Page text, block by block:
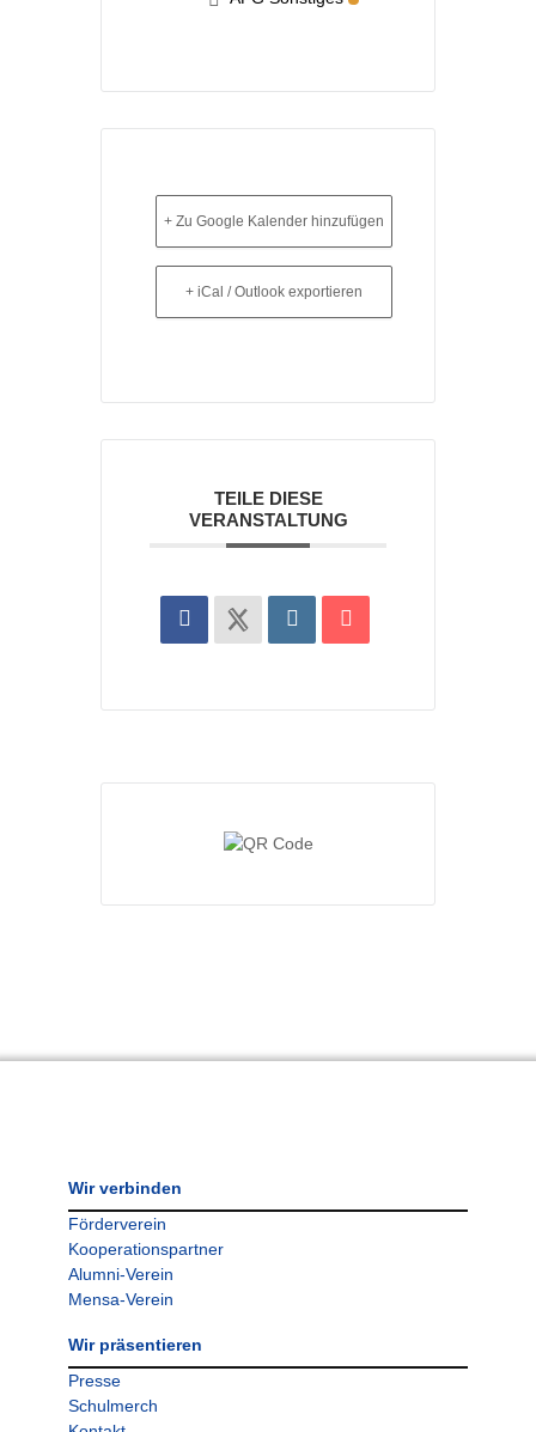
+ Zu Google Kalender hinzufügen
+ iCal / Outlook exportieren
TEILE DIESE
VERANSTALTUNG
Wir verbinden
Förderverein
Kooperationspartner
Alumni-Verein
Mensa-Verein
Wir präsentieren
Presse
Schulmerch